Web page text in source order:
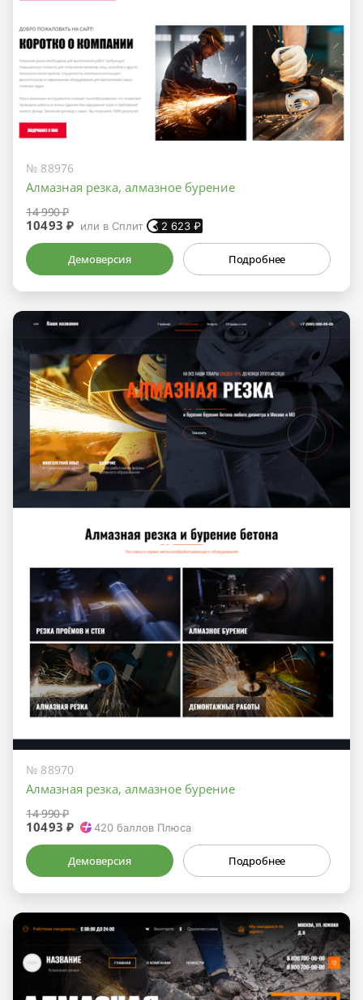
№ 88976
Алмазная резка, алмазное бурение
14 990 ₽
10493 ₽ или в Сплит 2 623 ₽
Демоверсия Подробнее
№ 88970
Алмазная резка, алмазное бурение
14 990 ₽
10493 ₽ 420 баллов Плюса
Демоверсия Подробнее